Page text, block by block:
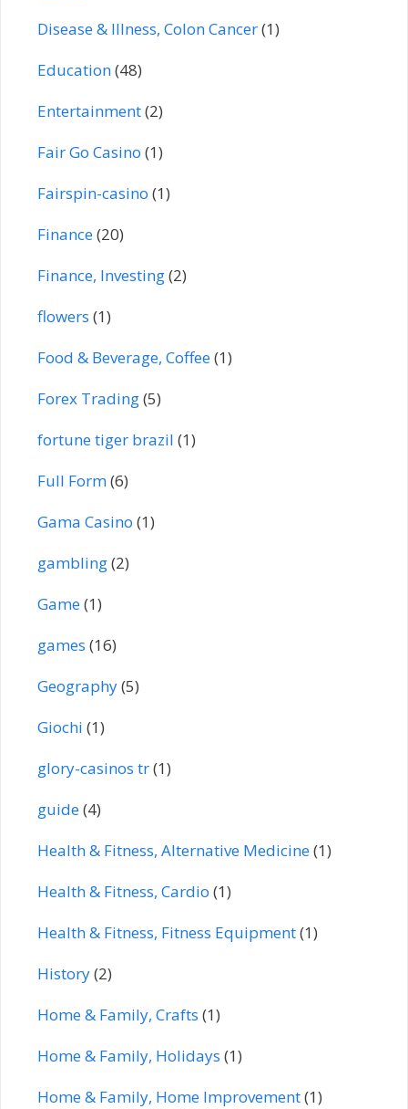
Disease & Illness, Colon Cancer(1)
Education(48)
Entertainment(2)
Fair Go Casino (1)
Fairspin-casino (1)
Finance(20)
Finance, Investing(2)
flowers (1)
Food & Beverage, Coffee(1)
Forex Trading(5)
fortune tiger brazil (1)
Full Form(6)
Gama Casino (1)
gambling(2)
Game(1)
games (16)
Geography(5)
Giochi (1)
glory-casinos tr(1)
guide(4)
Health & Fitness, Alternative Medicine(1)
Health & Fitness, Cardio (1)
Health & Fitness, Fitness Equipment(1)
History(2)
Home & Family, Crafts (1)
Home & Family, Holidays (1)
Home & Family, Home Improvement(1)